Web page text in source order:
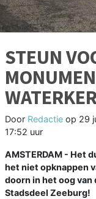
STEUN
Door Redactie op 29
17:52 uur
AMSTERDAM - Het
het niet opknappen
doorn in het oog
Stadsdeel Zeeburg!